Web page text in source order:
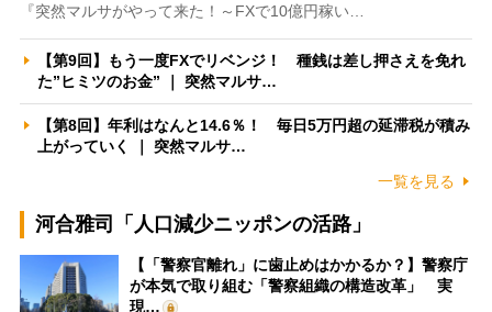
『突然マルサがやって来た！～FXで10億円稼い…
【第9回】もう一度FXでリベンジ！ 種銭は差し押さえを免れ
た”ヒミツのお金” ｜ 突然マルサ…
【第8回】年利はなんと14.6％！ 毎日5万円超の延滞税が積み
上がっていく ｜ 突然マルサ…
一覧を見る
河合雅司「人口減少ニッポンの活路」
【「警察官離れ」に歯止めはかかるか？】警察庁
が本気で取り組む「警察組織の構造改革」 実
現…